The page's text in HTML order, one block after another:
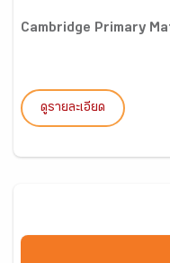
Cambridge Primary
ดูรายละเอียด